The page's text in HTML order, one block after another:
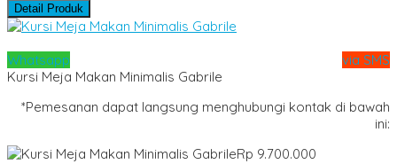
Detail Produk
Whatsapp
via SMS
Kursi Meja Makan Minimalis Gabrile
*Pemesanan dapat langsung menghubungi kontak di bawah
ini:
Rp 9.700.000